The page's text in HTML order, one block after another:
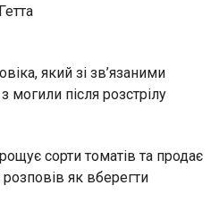
який зі зв’язаними
могили після розстрілу
сорти томатів та продає
розповів як вберегти